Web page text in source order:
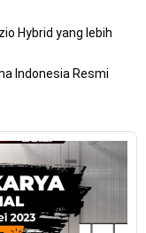
Hybrid yang lebih
Indonesia Resmi